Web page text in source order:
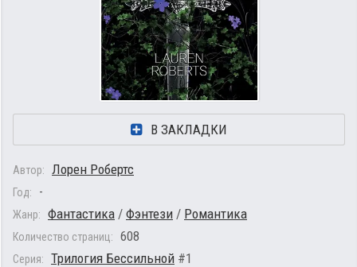
В ЗАКЛАДКИ
Автор: Лорен Робертс
Год: -
Жанр: Фантастика / Фэнтези / Романтика
Количество страниц: 608
Серия: Трилогия Бессильной #1